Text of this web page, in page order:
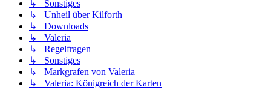
↳ Sonstiges
↳ Unheil über Kilforth
↳ Downloads
↳ Valeria
↳ Regelfragen
↳ Sonstiges
↳ Markgrafen von Valeria
↳ Valeria: Königreich der Karten